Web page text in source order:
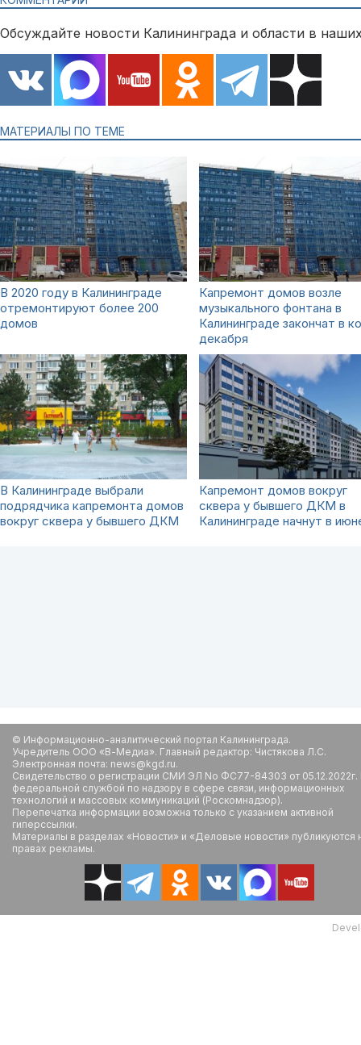
Обсуждайте новости Калининграда и области в
МАТЕРИАЛЫ ПО ТЕМЕ
В 2020 году в Калининграде
отремонтируют более 200
домов
Капремонт домов возле
музыкального фонтана в
Калининграде закончат в
декабря
В Калининграде выбрали
подрядчика капремонта домов
вокруг сквера у бывшего ДКМ
Капремонт домов вокруг
сквера у бывшего ДКМ в
Калининграде начнут в
© Информационно-аналитический портал Калининграда.
Учредитель ООО «В-Медиа». Главный редактор: Чистякова Л.С.
Электронная почта: news@kgd.ru.
Свидетельство о регистрации СМИ ЭЛ No ФС77-84303 от
федеральной службой по надзору в сфере связи, информационных
технологий и массовых коммуникаций (Роскомнадзор).
Перепечатка информации возможна только с указанием активной
гиперссылки.
Материалы в разделах «Новости» и «Деловые новости» публикуются
правах рекламы.